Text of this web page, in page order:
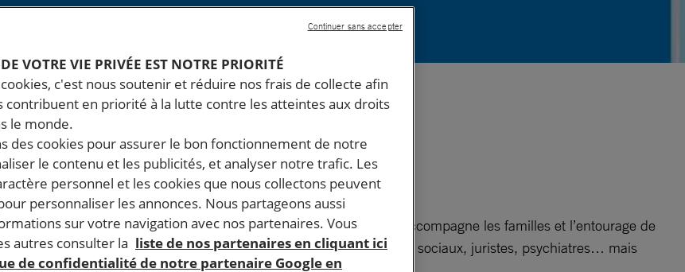
psychiques accueille, écoute, soutient, forme, informe et accompagne les familles et l’entourage de
est effectué par des professionnels :psychologues, assistants sociaux, juristes, psychiatres… mais
VOTRE VIE PRIVÉE EST NOTRE PRIORITÉ
c'est nous soutenir et réduire nos frais de collecte afin
contribuent en priorité à la lutte contre les atteintes aux droits
le monde.
des cookies pour assurer le bon fonctionnement de notre
le contenu et les publicités, et analyser notre trafic. Les
personnel et les cookies que nous collectons peuvent
personnaliser les annonces. Nous partageons aussi
sur votre navigation avec nos partenaires. Vous
autres consulter la liste de nos partenaires en cliquant ici
de confidentialité de notre partenaire Google en
Continuer sans accepter